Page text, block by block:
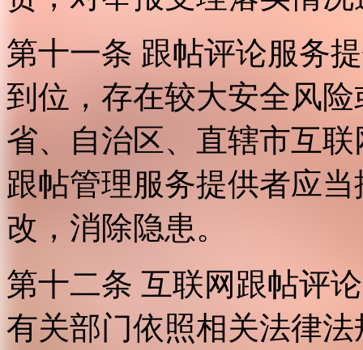
第十一条 跟帖评论服务
到位，存在较大安全风
省、自治区、直辖市互
跟帖管理服务提供者应
改，消除隐患。
第十二条 互联网跟帖评
有关部门依照相关法律